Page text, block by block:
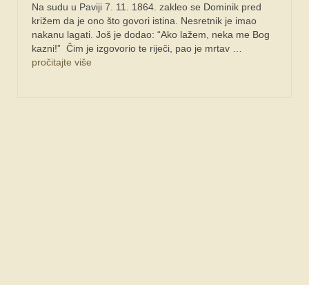
Na sudu u Paviji 7. 11. 1864. zakleo se Dominik pred
križem da je ono što govori istina. Nesretnik je imao
nakanu lagati. Još je dodao: “Ako lažem, neka me Bog
kazni!” Čim je izgovorio te riječi, pao je mrtav …
pročitajte više